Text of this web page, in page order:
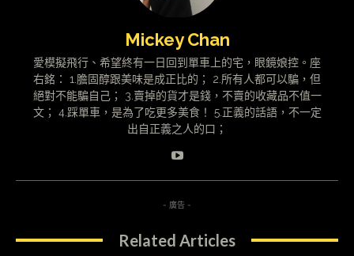
Mickey Chan
愛模擬飛行、希望終有一日回到單車上的宅，眼鏡娘控。座
右銘： 1.膽固醇跟美味是成正比的； 2.所有人都可以騙，但
絕對不能騙自己； 3.賣掉的貨才是錢，不賣的收藏品不值一
文； 4.踩單車，是為了吃更多美食！ 5.正義的話語，不一定
出自正義之人的口；
- 廣告 -
Related Articles